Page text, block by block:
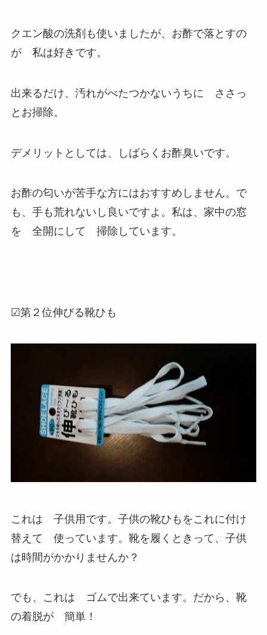
クエン酸の洗剤も使いましたが、お酢で落とすの
が 私は好きです。
出来るだけ、汚れがべたつかないうちに ささっ
とお掃除。
デメリットとしては、しばらくお酢臭いです。
お酢の匂いが苦手な方にはおすすめしません。で
も、手も荒れないし良いですよ。私は、家中の窓
を 全開にして 掃除しています。
☑第２位伸びる靴ひも
これは 子供用です。子供の靴ひもをこれに付け
替えて 使っています。靴を履くときって、子供
は時間がかかりませんか？
でも、これは ゴムで出来ています。だから、靴
の着脱が 簡単！